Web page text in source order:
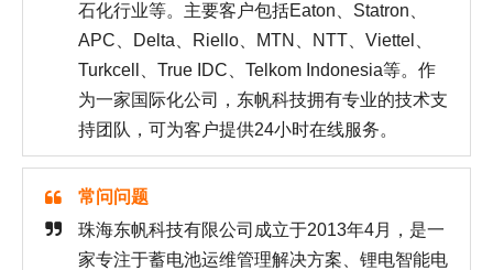
石化行业等。主要客户包括Eaton、Statron、
APC、Delta、Riello、MTN、NTT、Viettel、
Turkcell、True IDC、Telkom Indonesia等。作
为一家国际化公司，东帆科技拥有专业的技术支
持团队，可为客户提供24小时在线服务。
常问问题
珠海东帆科技有限公司成立于2013年4月，是一
家专注于蓄电池运维管理解决方案、锂电智能电